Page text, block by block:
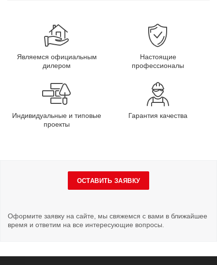
Являемся официальным
дилером
Настоящие
профессионалы
Индивидуальные и типовые
проекты
Гарантия качества
ОСТАВИТЬ ЗАЯВКУ
Оформите заявку на сайте, мы свяжемся с вами в ближайшее
время и ответим на все интересующие вопросы.